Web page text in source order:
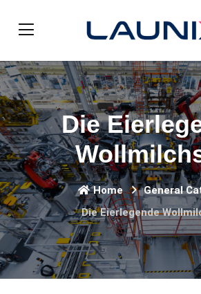
Die
Home
General
Die Eierlegende